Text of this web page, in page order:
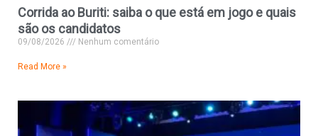
Corrida ao Buriti: saiba o que está em jogo e quais
são os candidatos
09/08/2026 Nenhum comentário
Read More »